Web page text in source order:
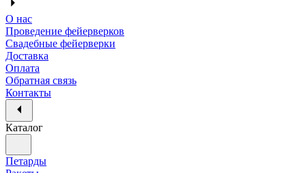
О нас
Проведение фейерверков
Свадебные фейерверки
Доставка
Оплата
Обратная связь
Контакты
Каталог
Петарды